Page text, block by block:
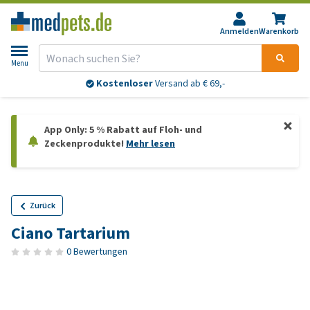
AnmeldenWarenkorb
Menu
KostenloserVersand ab € 69,-
App Only: 5 % Rabatt auf Floh- und
Zeckenprodukte! Mehr lesen
Zurück
Ciano Tartarium
0 Bewertungen